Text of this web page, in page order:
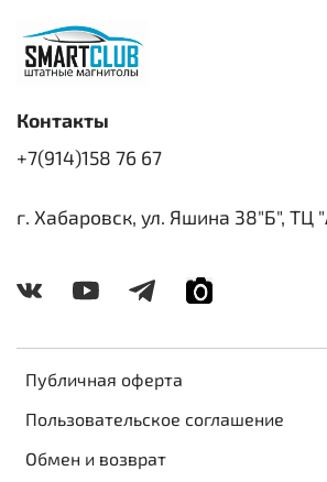
Публичная оферта
Пользовательское соглашение
Обмен и возврат
Контакты
+7(914)158 76 67
г. Хабаровск, ул. Яшина 38"Б", ТЦ